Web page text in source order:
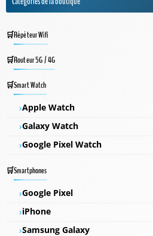
Répéteur Wifi
Routeur 5G / 4G
Smart Watch
Apple Watch
Galaxy Watch
Google Pixel Watch
Smartphones
Google Pixel
iPhone
Samsung Galaxy